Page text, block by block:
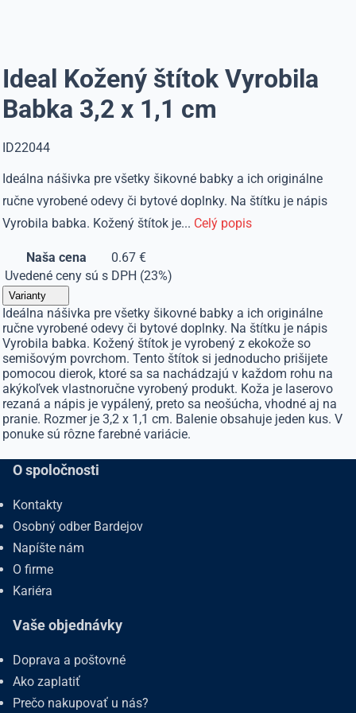
Ideal Kožený štítok Vyrobila
Babka 3,2 x 1,1 cm
ID22044
Ideálna nášivka pre všetky šikovné babky a ich originálne
ručne vyrobené odevy či bytové doplnky. Na štítku je nápis
Vyrobila babka. Kožený štítok je... Celý popis
Naša cena
0.67 €
Uvedené ceny sú s DPH (23%)
Varianty
Ideálna nášivka pre všetky šikovné babky a ich originálne
ručne vyrobené odevy či bytové doplnky. Na štítku je nápis
Vyrobila babka. Kožený štítok je vyrobený z ekokože so
semišovým povrchom. Tento štítok si jednoducho prišijete
pomocou dierok, ktoré sa sa nachádzajú v každom rohu na
akýkoľvek vlastnoručne vyrobený produkt. Koža je laserovo
rezaná a nápis je vypálený, preto sa neošúcha, vhodné aj na
pranie. Rozmer je 3,2 x 1,1 cm. Balenie obsahuje jeden kus. V
ponuke sú rôzne farebné variácie.
O spoločnosti
Kontakty
Osobný odber Bardejov
Napíšte nám
O firme
Kariéra
Vaše objednávky
Doprava a poštovné
Ako zaplatiť
Prečo nakupovať u nás?